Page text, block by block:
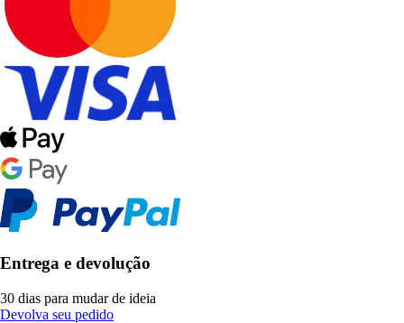
Entrega e devolução
30 dias para mudar de ideia
Devolva seu pedido